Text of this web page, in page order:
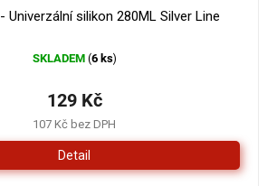
Univerzální silikon 280ML Silver Line
SKLADEM (6 ks)
107 Kč bez DPH
129 Kč
Detail